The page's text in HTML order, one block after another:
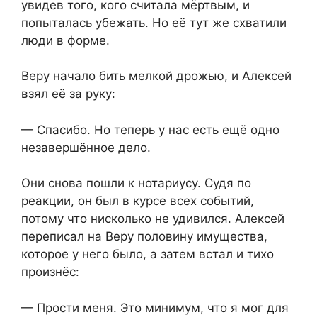
увидев того, кого считала мёртвым, и
попыталась убежать. Но её тут же схватили
люди в форме.
Веру начало бить мелкой дрожью, и Алексей
взял её за руку:
— Спасибо. Но теперь у нас есть ещё одно
незавершённое дело.
Они снова пошли к нотариусу. Судя по
реакции, он был в курсе всех событий,
потому что нисколько не удивился. Алексей
переписал на Веру половину имущества,
которое у него было, а затем встал и тихо
произнёс:
— Прости меня. Это минимум, что я мог для